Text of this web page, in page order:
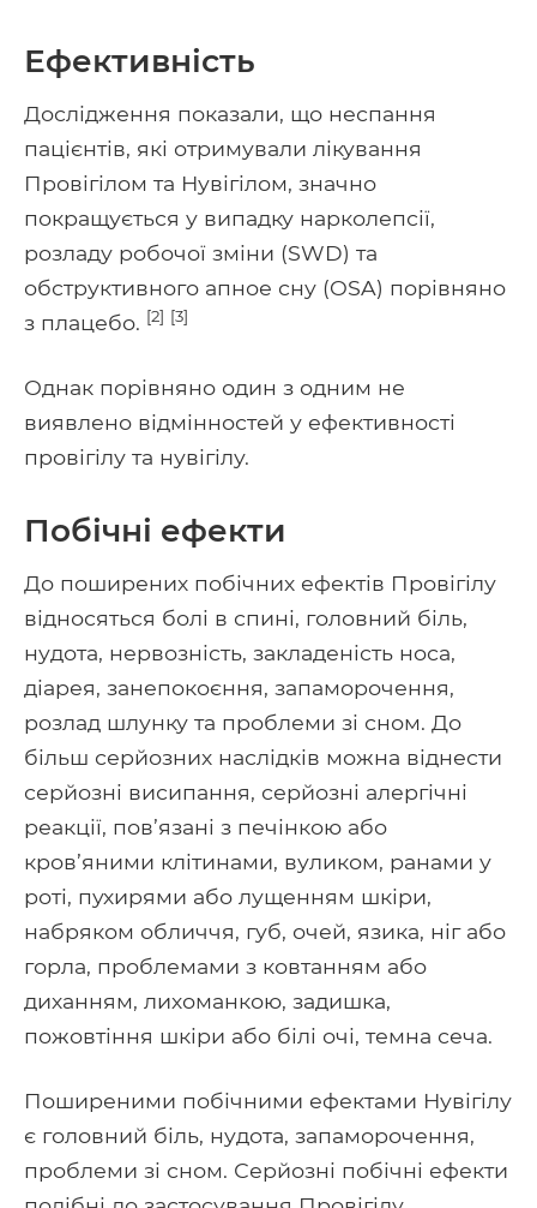
Ефективність
Дослідження показали, що неспання
пацієнтів, які отримували лікування
Провігілом та Нувігілом, значно
покращується у випадку нарколепсії,
розладу робочої зміни (SWD) та
обструктивного апное сну (OSA) порівняно
з плацебо. [2] [3]
Однак порівняно один з одним не
виявлено відмінностей у ефективності
провігілу та нувігілу.
Побічні ефекти
До поширених побічних ефектів Провігілу
відносяться болі в спині, головний біль,
нудота, нервозність, закладеність носа,
діарея, занепокоєння, запаморочення,
розлад шлунку та проблеми зі сном. До
більш серйозних наслідків можна віднести
серйозні висипання, серйозні алергічні
реакції, пов’язані з печінкою або
кров’яними клітинами, вуликом, ранами у
роті, пухирями або лущенням шкіри,
набряком обличчя, губ, очей, язика, ніг або
горла, проблемами з ковтанням або
диханням, лихоманкою, задишка,
пожовтіння шкіри або білі очі, темна сеча.
Поширеними побічними ефектами Нувігілу
є головний біль, нудота, запаморочення,
проблеми зі сном. Серйозні побічні ефекти